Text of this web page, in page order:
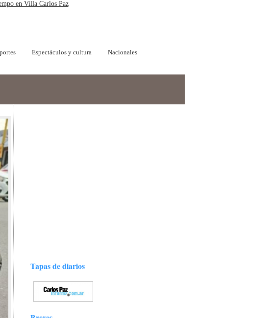
en Villa Carlos Paz
Espectáculos y cultura Nacionales
Tapas de diarios